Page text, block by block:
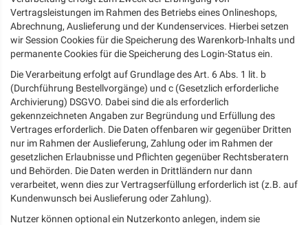
Vertragsleistungen im Rahmen des Betriebs eines Onlineshops,
Abrechnung, Auslieferung und der Kundenservices. Hierbei setzen
wir Session Cookies für die Speicherung des Warenkorb-Inhalts und
permanente Cookies für die Speicherung des Login-Status ein.
Die Verarbeitung erfolgt auf Grundlage des Art. 6 Abs. 1 lit. b
(Durchführung Bestellvorgänge) und c (Gesetzlich erforderliche
Archivierung) DSGVO. Dabei sind die als erforderlich
gekennzeichneten Angaben zur Begründung und Erfüllung des
Vertrages erforderlich. Die Daten offenbaren wir gegenüber Dritten
nur im Rahmen der Auslieferung, Zahlung oder im Rahmen der
gesetzlichen Erlaubnisse und Pflichten gegenüber Rechtsberatern
und Behörden. Die Daten werden in Drittländern nur dann
verarbeitet, wenn dies zur Vertragserfüllung erforderlich ist (z.B. auf
Kundenwunsch bei Auslieferung oder Zahlung).
Nutzer können optional ein Nutzerkonto anlegen, indem sie